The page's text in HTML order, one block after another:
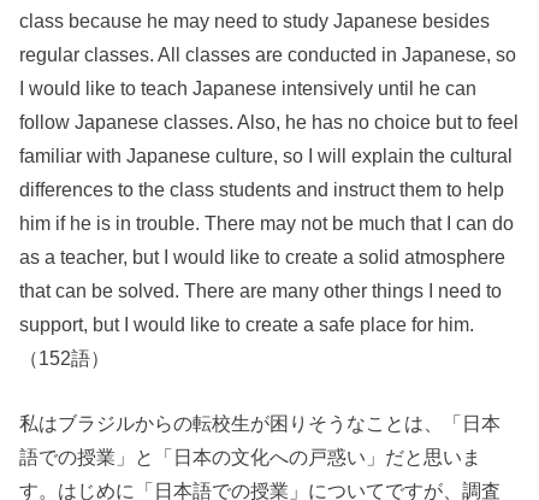
class because he may need to study Japanese besides
regular classes. All classes are conducted in Japanese, so
I would like to teach Japanese intensively until he can
follow Japanese classes. Also, he has no choice but to feel
familiar with Japanese culture, so I will explain the cultural
differences to the class students and instruct them to help
him if he is in trouble. There may not be much that I can do
as a teacher, but I would like to create a solid atmosphere
that can be solved. There are many other things I need to
support, but I would like to create a safe place for him.
（152語）
私はブラジルからの転校生が困りそうなことは、「日本
語での授業」と「日本の文化への戸惑い」だと思いま
す。はじめに「日本語での授業」についてですが、調査